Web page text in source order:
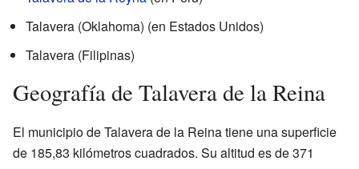
Talavera (Oklahoma) (en Estados Unidos)
Talavera (Filipinas)
Geografía de Talavera de la Reina
El municipio de Talavera de la Reina tiene una superficie
de 185,83 kilómetros cuadrados. Su altitud es de 371